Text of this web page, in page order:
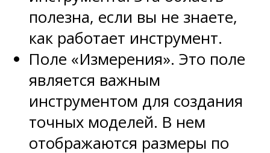
полезна, если вы не знаете,
как работает инструмент.
Поле «Измерения». Это поле
является важным
инструментом для создания
точных моделей. В нем
отображаются размеры по